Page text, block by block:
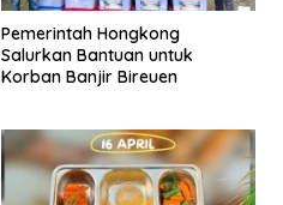
Pemerintah Hongkong
Salurkan Bantuan untuk
Korban Banjir Bireuen